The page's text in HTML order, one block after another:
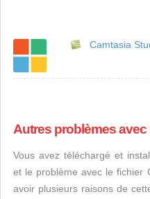
Camtasia
Autres problèmes avec
Vous avez téléchargé et
et le problème avec le fichier
avoir plusieurs raisons de